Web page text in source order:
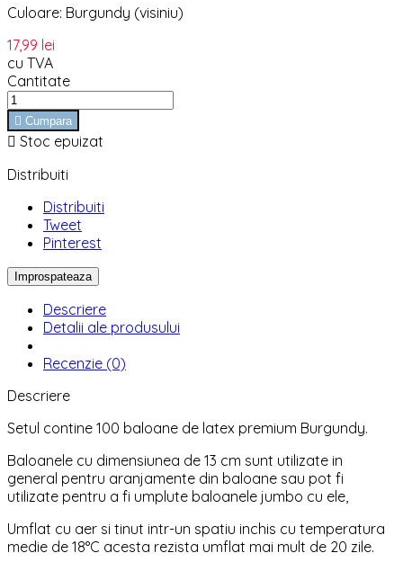
Culoare: Burgundy (visiniu)
17,99 lei
cu TVA
Cantitate
 Cumpara
 Stoc epuizat
Distribuiti
Distribuiti
Tweet
Pinterest
Descriere
Detalii ale produsului
Recenzie (0)
Descriere
Setul contine 100 baloane de latex premium Burgundy.
Baloanele cu dimensiunea de 13 cm sunt utilizate in
general pentru aranjamente din baloane sau pot fi
utilizate pentru a fi umplute baloanele jumbo cu ele,
Umflat cu aer si tinut intr-un spatiu inchis cu temperatura
medie de 18°C acesta rezista umflat mai mult de 20 zile.